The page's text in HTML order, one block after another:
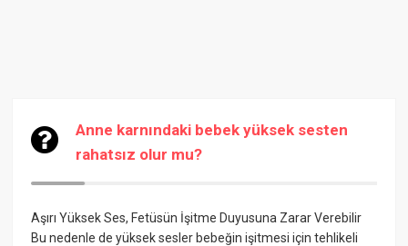
Anne karnındaki bebek yüksek sesten
rahatsız olur mu?
Aşırı Yüksek Ses, Fetüsün İşitme Duyusuna Zarar Verebilir
Bu nedenle de yüksek sesler bebeğin işitmesi için tehlikeli